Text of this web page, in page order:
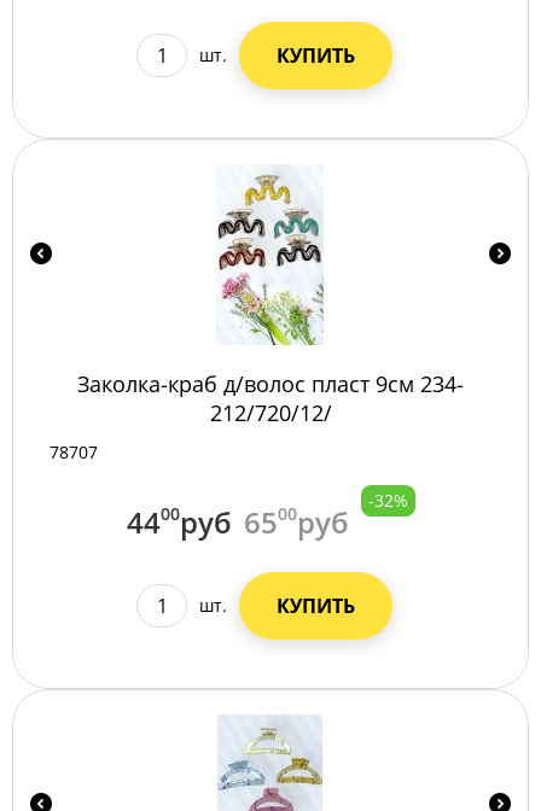
шт. КУПИТЬ
Заколка-краб д/волос пласт 9см 234-
212/720/12/
78707
4400руб 6500руб
-32%
шт. КУПИТЬ